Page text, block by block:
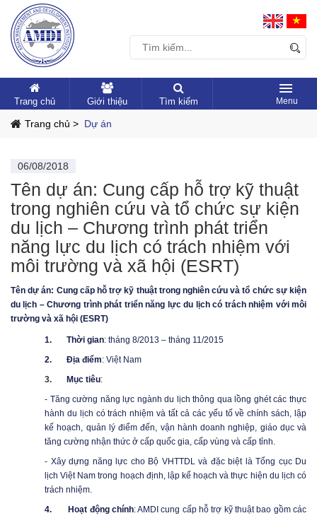
Trang chủ Giới thiệu Tìm kiếm
Trang chủ > Dự án
06/08/2018
Tên dự án: Cung cấp hỗ trợ kỹ thuật
trong nghiên cứu và tổ chức sự kiện
du lịch – Chương trình phát triển
năng lực du lịch có trách nhiệm với
môi trường và xã hội (ESRT)
Tên dự án: Cung cấp hỗ trợ kỹ thuật trong nghiên cứu và tổ chức sự kiện
du lịch – Chương trình phát triển năng lực du lịch có trách nhiệm với môi
trường và xã hội (ESRT)
1. Thời gian: tháng 8/2013 – tháng 11/2015
2. Địa điểm: Việt Nam
3.
Mục tiêu:
- Tăng cường năng lực ngành du lịch thông qua lồng ghét các thực
hành du lịch có trách nhiệm và tất cả các yếu tố về chính sách, lập
kế hoạch, quản lý điểm đến, vận hành doanh nghiệp, giáo dục và
tăng cường nhận thức ở cấp quốc gia, cấp vùng và cấp tỉnh.
- Xây dựng năng lực cho Bộ VHTTDL và đặc biệt là Tổng cục Du
lịch Việt Nam trong hoạch định, lập kế hoạch và thực hiện du lịch có
trách nhiệm.
4.
Hoạt động chính: AMDI cung cấp hỗ trợ kỹ thuật bao gồm các